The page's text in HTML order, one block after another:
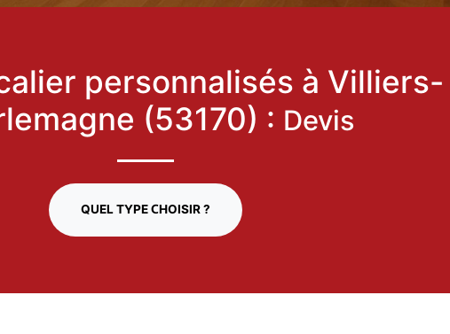
personnalisés à Villiers-
(53170) : Devis
QUEL TYPE CHOISIR ?